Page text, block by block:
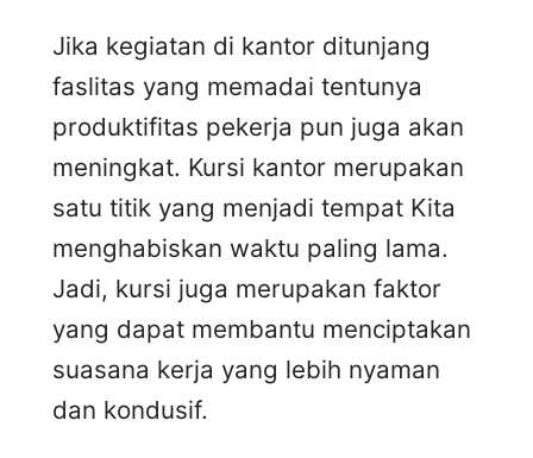
Jika kegiatan di kantor ditunjang
faslitas yang memadai tentunya
produktifitas pekerja pun juga akan
meningkat. Kursi kantor merupakan
satu titik yang menjadi tempat Kita
menghabiskan waktu paling lama.
Jadi, kursi juga merupakan faktor
yang dapat membantu menciptakan
suasana kerja yang lebih nyaman
dan kondusif.